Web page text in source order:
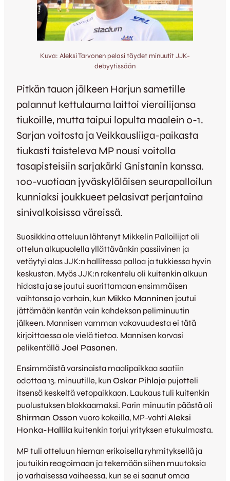
Kuva: Aleksi Tarvonen pelasi täydet minuutit JJK-
debyytissään
Pitkän tauon jälkeen Harjun sametille
palannut kettulauma laittoi vierailijansa
tiukoille, mutta taipui lopulta maalein 0-1.
Sarjan voitosta ja Veikkausliiga-paikasta
tiukasti taisteleva MP nousi voitolla
tasapisteisiin sarjakärki Gnistanin kanssa.
100-vuotiaan jyväskyläläisen seurapalloilun
kunniaksi joukkueet pelasivat perjantaina
sinivalkoisissa väreissä.
Suosikkina otteluun lähtenyt Mikkelin Palloilijat oli
ottelun alkupuolella yllättävänkin passiivinen ja
vetäytyi alas JJK:n hallitessa palloa ja tukkiessa hyvin
keskustan. Myös JJK:n rakentelu oli kuitenkin alkuun
hidasta ja se joutui suorittamaan ensimmäisen
vaihtonsa jo varhain, kun Mikko Manninen joutui
jättämään kentän vain kahdeksan peliminuutin
jälkeen. Mannisen vamman vakavuudesta ei tätä
kirjoittaessa ole vielä tietoa. Mannisen korvasi
pelikentällä Joel Pasanen.
Ensimmäistä varsinaista maalipaikkaa saatiin
odottaa 13. minuutille, kun Oskar Pihlaja pujotteli
itsensä keskeltä vetopaikkaan. Laukaus tuli kuitenkin
puolustuksen blokkaamaksi. Parin minuutin päästä oli
Shirman Osson vuoro kokeilla, MP-vahti Aleksi
Honka-Hallila kuitenkin torjui yrityksen etukulmasta.
MP tuli otteluun hieman erikoisella ryhmityksellä ja
joutuikin reagoimaan ja tekemään siihen muutoksia
jo varhaisessa vaiheessa, kun se ei saanut omaa